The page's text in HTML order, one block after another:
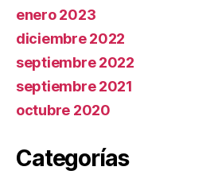
enero 2023
diciembre 2022
septiembre 2022
septiembre 2021
octubre 2020
Categorías